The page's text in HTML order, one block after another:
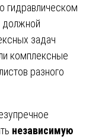
гидравлическом
должной
задач
комплексные
разного
независимую